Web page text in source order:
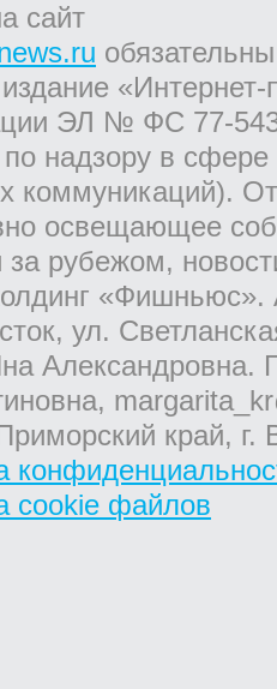
сайт
ЭЛ № ФС 77-
надзору в
коммуникаций).
освещающее
за рубежом,
«Фишньюс».
ул.
Александровна.
край,
cookie файлов